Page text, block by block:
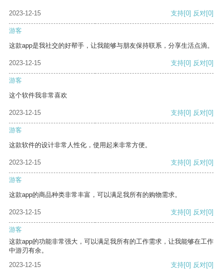
2023-12-15 支持[0] 反对[0]
游客
这款app是我社交的好帮手，让我能够与朋友保持联系，分享生活点滴。
2023-12-15 支持[0] 反对[0]
游客
这个软件我非常喜欢
2023-12-15 支持[0] 反对[0]
游客
这款软件的设计非常人性化，使用起来非常方便。
2023-12-15 支持[0] 反对[0]
游客
这款app的商品种类非常丰富，可以满足我所有的购物需求。
2023-12-15 支持[0] 反对[0]
游客
这款app的功能非常强大，可以满足我所有的工作需求，让我能够在工作
中游刃有余。
2023-12-15
支持[0] 反对[0]